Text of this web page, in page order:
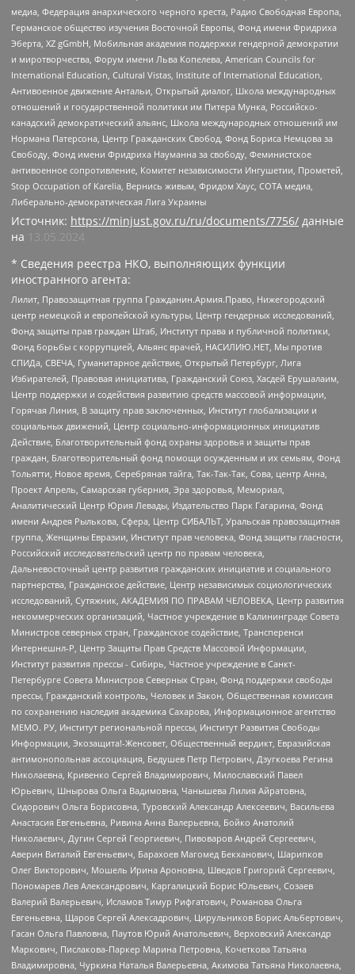
медиа, Федерация анархического черного креста, Радио Свободная Европа,
Германское общество изучения Восточной Европы, Фонд имени Фридриха
Эберта, XZ gGmbH, Мобильная академия поддержки гендерной демократии
и миротворчества, Форум имени Льва Копелева, American Councils for
International Education, Cultural Vistas, Institute of International Education,
Антивоенное движение Антальи, Открытый диалог, Школа международных
отношений и государственной политики им Питера Мунка, Российско-
канадский демократический альянс, Школа международных отношений им
Нормана Патерсона, Центр Гражданских Свобод, Фонд Бориса Немцова за
Свободу, Фонд имени Фридриха Науманна за свободу, Феминистское
антивоенное сопротивление, Комитет независимости Ингушетии, Прометей,
Stop Occupation of Karelia, Вернись живым, Фридом Хаус, СОТА медиа,
Либерально-демократическая Лига Украины
Источник: https://minjust.gov.ru/ru/documents/7756/ данные
на
13.05.2024
* Сведения реестра НКО, выполняющих функции
иностранного агента:
Лилит, Правозащитная группа Гражданин.Армия.Право, Нижегородский
центр немецкой и европейской культуры, Центр гендерных исследований,
Фонд защиты прав граждан Штаб, Институт права и публичной политики,
Фонд борьбы с коррупцией, Альянс врачей, НАСИЛИЮ.НЕТ, Мы против
СПИДа, СВЕЧА, Гуманитарное действие, Открытый Петербург, Лига
Избирателей, Правовая инициатива, Гражданский Союз, Хасдей Ерушалаим,
Центр поддержки и содействия развитию средств массовой информации,
Горячая Линия, В защиту прав заключенных, Институт глобализации и
социальных движений, Центр социально-информационных инициатив
Действие, Благотворительный фонд охраны здоровья и защиты прав
граждан, Благотворительный фонд помощи осужденным и их семьям, Фонд
Тольятти, Новое время, Серебряная тайга, Так-Так-Так, Сова, центр Анна,
Проект Апрель, Самарская губерния, Эра здоровья, Мемориал,
Аналитический Центр Юрия Левады, Издательство Парк Гагарина, Фонд
имени Андрея Рылькова, Сфера, Центр СИБАЛЬТ, Уральская правозащитная
группа, Женщины Евразии, Институт прав человека, Фонд защиты гласности,
Российский исследовательский центр по правам человека,
Дальневосточный центр развития гражданских инициатив и социального
партнерства, Гражданское действие, Центр независимых социологических
исследований, Сутяжник, АКАДЕМИЯ ПО ПРАВАМ ЧЕЛОВЕКА, Центр развития
некоммерческих организаций, Частное учреждение в Калининграде Совета
Министров северных стран, Гражданское содействие, Трансперенси
Интернешнл-Р, Центр Защиты Прав Средств Массовой Информации,
Институт развития прессы - Сибирь, Частное учреждение в Санкт-
Петербурге Совета Министров Северных Стран, Фонд поддержки свободы
прессы, Гражданский контроль, Человек и Закон, Общественная комиссия
по сохранению наследия академика Сахарова, Информационное агентство
МЕМО. РУ, Институт региональной прессы, Институт Развития Свободы
Информации, Экозащита!-Женсовет, Общественный вердикт, Евразийская
антимонопольная ассоциация, Бедушев Петр Петрович, Дзугкоева Регина
Николаевна, Кривенко Сергей Владимирович, Милославский Павел
Юрьевич, Шнырова Ольга Вадимовна, Чанышева Лилия Айратовна,
Сидорович Ольга Борисовна, Туровский Александр Алексеевич, Васильева
Анастасия Евгеньевна, Ривина Анна Валерьевна, Бойко Анатолий
Николаевич, Дугин Сергей Георгиевич, Пивоваров Андрей Сергеевич,
Аверин Виталий Евгеньевич, Барахоев Магомед Бекханович, Шарипков
Олег Викторович, Мошель Ирина Ароновна, Шведов Григорий Сергеевич,
Пономарев Лев Александрович, Каргалицкий Борис Юльевич, Созаев
Валерий Валерьевич, Исламов Тимур Рифгатович, Романова Ольга
Евгеньевна, Щаров Сергей Алексадрович, Цирульников Борис Альбертович,
Гасан Ольга Павловна, Паутов Юрий Анатольевич, Верховский Александр
Маркович, Пислакова-Паркер Марина Петровна, Кочеткова Татьяна
Владимировна, Чуркина Наталья Валерьевна, Акимова Татьяна Николаевна,